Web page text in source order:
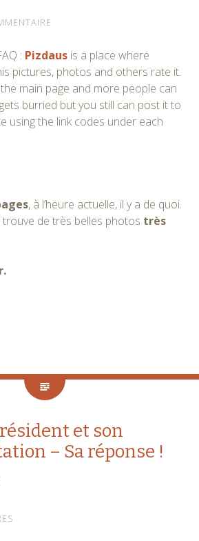
: Pizdaus is a place where
pictures, photos and others rate it.
main page and more people can
burried but you still can post it to
using the link codes under each
, à l’heure actuelle, il y a de quoi.
de très belles photos très
et son
– Sa réponse !